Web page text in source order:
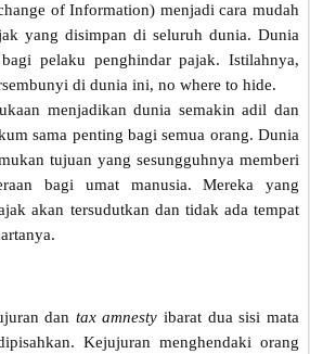
of Information) menjadi cara mudah
yang disimpan di seluruh dunia. Dunia
pelaku penghindar pajak. Istilahnya,
di dunia ini, no where to hide.
menjadikan dunia semakin adil dan
sama penting bagi semua orang. Dunia
tujuan yang sesungguhnya memberi
bagi umat manusia. Mereka yang
akan tersudutkan dan tidak ada tempat
dan tax amnesty ibarat dua sisi mata
Kejujuran menghendaki orang